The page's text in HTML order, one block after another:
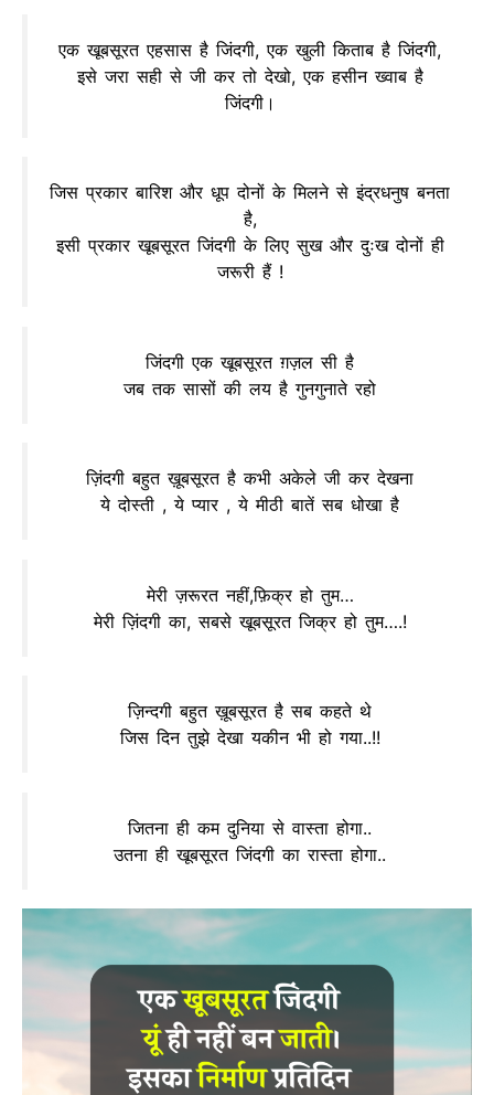
एक खूबसूरत एहसास है जिंदगी, एक खुली किताब है जिंदगी,
इसे जरा सही से जी कर तो देखो, एक हसीन ख्वाब है
जिंदगी।
जिस प्रकार बारिश और धूप दोनों के मिलने से इंद्रधनुष बनता
है,
इसी प्रकार खूबसूरत जिंदगी के लिए सुख और दुःख दोनों ही
जरूरी हैं !
जिंदगी एक खूबसूरत ग़ज़ल सी है
जब तक सासों की लय है गुनगुनाते रहो
ज़िंदगी बहुत ख़ूबसूरत है कभी अकेले जी कर देखना
ये दोस्ती , ये प्यार , ये मीठी बातें सब धोखा है
मेरी ज़रूरत नहीं,फ़िक्र हो तुम…
मेरी ज़िंदगी का, सबसे खूबसूरत जिक्र हो तुम….!
ज़िन्दगी बहुत ख़ूबसूरत है सब कहते थे
जिस दिन तुझे देखा यकीन भी हो गया..!!
जितना ही कम दुनिया से वास्ता होगा..
उतना ही खूबसूरत जिंदगी का रास्ता होगा..